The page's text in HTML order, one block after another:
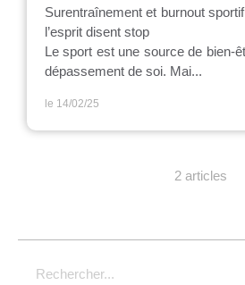
Surentraînement et burnout
l’esprit disent stop
Le sport est une source de bien-
dépassement de soi. Mai...
le 14/02/25
2 articles
Rechercher